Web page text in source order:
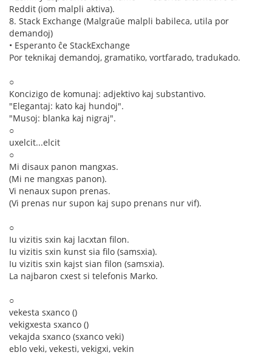
Reddit (iom malpli aktiva).
8. Stack Exchange (Malgraŭe malpli babileca, utila por
demandoj)
• Esperanto ĉe StackExchange
Por teknikaj demandoj, gramatiko, vortfarado, tradukado.
○
Koncizigo de komunaj: adjektivo kaj substantivo.
"Elegantaj: kato kaj hundoj".
"Musoj: blanka kaj nigraj".
○
uxelcit...elcit
○
Mi disaux panon mangxas.
(Mi ne mangxas panon).
Vi nenaux supon prenas.
(Vi prenas nur supon kaj supo prenans nur vif).
○
Iu vizitis sxin kaj lacxtan filon.
Iu vizitis sxin kunst sia filo (samsxia).
Iu vizitis sxin kajst sian filon (samsxia).
La najbaron cxest si telefonis Marko.
○
vekesta sxanco ()
vekigxesta sxanco ()
vekajda sxanco (sxanco veki)
eblo veki, vekesti, vekigxi, vekin